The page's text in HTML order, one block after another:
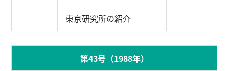
東京研究所の紹介
第43号（1988年）